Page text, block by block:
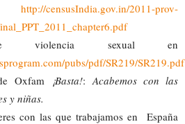
http://censusIndia.gov.in/2011-prov-
violencia sexual en
pubs/pdf/SR219/SR219.pdf
Oxfam
¡Basta!: Acabemos con las
y niñas.
con las que trabajamos en España